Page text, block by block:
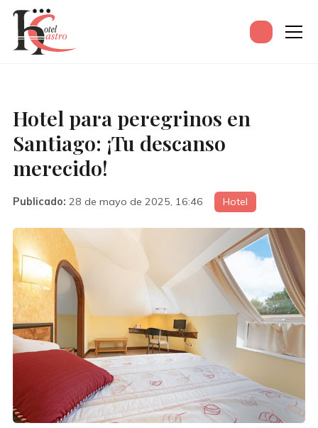
Hotel para peregrinos en
Santiago: ¡Tu descanso
merecido!
Publicado: 28 de mayo de 2025, 16:46 Hotel